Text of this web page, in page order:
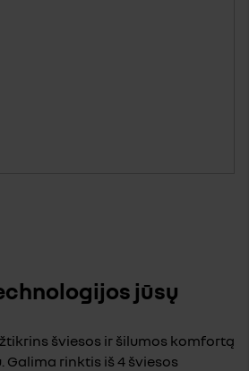
jūsų
šviesos ir šilumos komfortą
Galima rinktis iš 4 šviesos